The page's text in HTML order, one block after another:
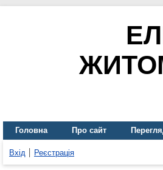
Головна Про сайт
Вхід Реєстрація